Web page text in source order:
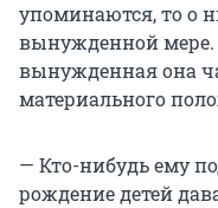
упоминаются, то о
вынужденной мере.
вынужденная она
материального
— Кто-нибудь ему
рождение детей